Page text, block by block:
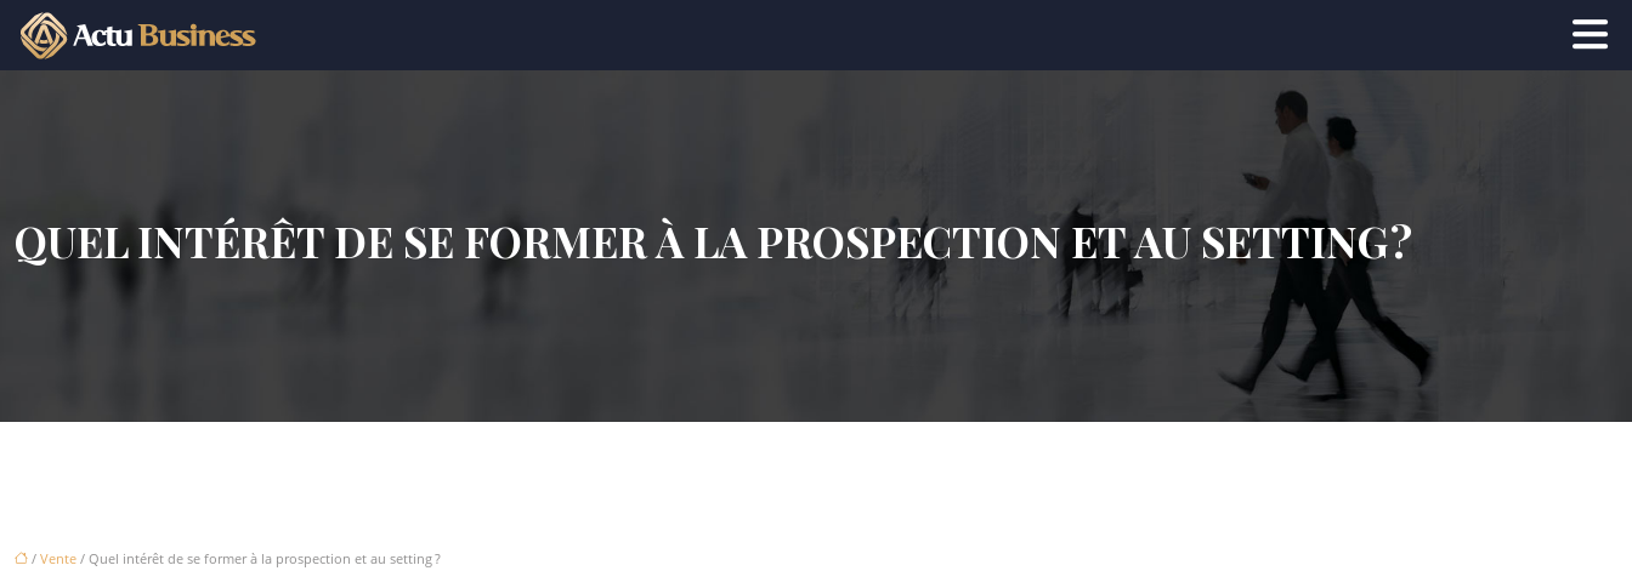
QUEL INTÉRÊT DE SE FORMER À LA PROSPECTION ET AU SETTING ?
/ Vente / Quel intérêt de se former à la prospection et au setting ?